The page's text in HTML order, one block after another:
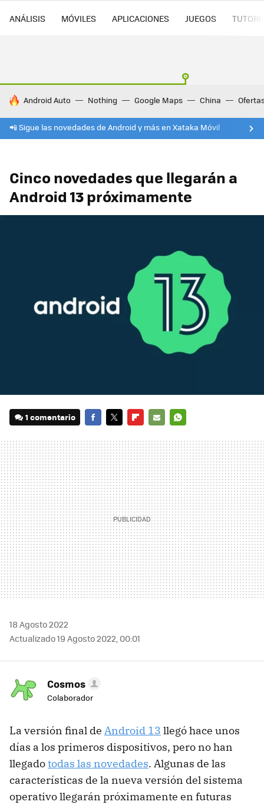
ANÁLISIS MÓVILES APLICACIONES JUEGOS
HOY SE HABLA DE
Android Auto Nothing Google Maps China
📲 Sigue las novedades de Android y más en Xataka Móvil
Cinco novedades que llegarán a
Android 13 próximamente
1 comentario
MAIL
18 Agosto 2022
Actualizado 19 Agosto 2022, 00:01
Cosmos
Colaborador
La versión final de Android 13 llegó hace unos
días a los primeros dispositivos, pero no han
llegadotodas las novedades. Algunas de las
características de la nueva versión del sistema
operativo llegarán próximamente en futuras